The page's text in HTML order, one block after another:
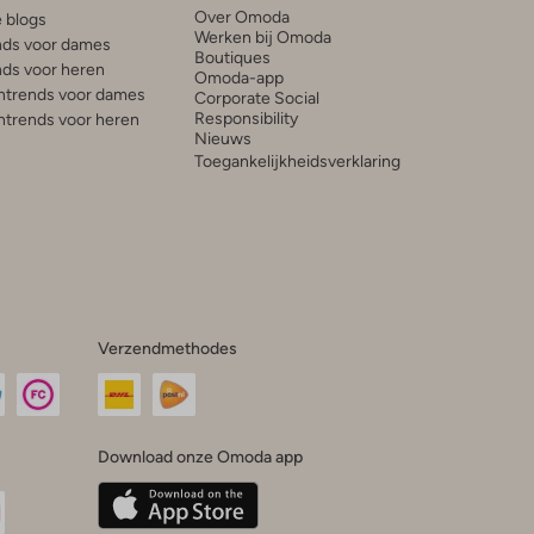
blogs
voor dames
voor heren
voor dames
voor heren
Over Omoda
Werken bij Omoda
Boutiques
Omoda-app
Corporate Social
Responsibility
Nieuws
Toegankelijkheidsverklaring
Verzendmethodes
Download onze Omoda app